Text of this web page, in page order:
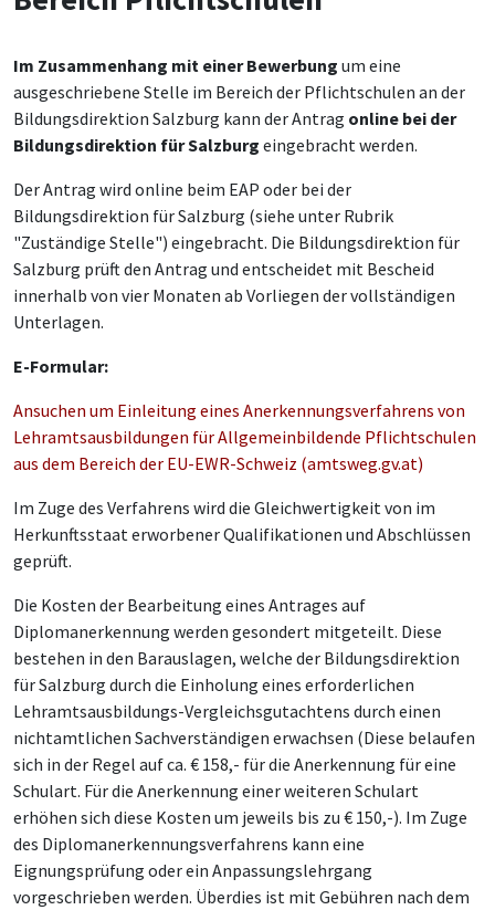
Im Zusammenhang mit einer Bewerbung um eine
ausgeschriebene Stelle im Bereich der Pflichtschulen an der
Bildungsdirektion Salzburg kann der Antrag online bei der
Bildungsdirektion für Salzburg eingebracht werden.
Der Antrag wird online beim EAP oder bei der
Bildungsdirektion für Salzburg (siehe unter Rubrik
"Zuständige Stelle") eingebracht. Die Bildungsdirektion für
Salzburg prüft den Antrag und entscheidet mit Bescheid
innerhalb von vier Monaten ab Vorliegen der vollständigen
Unterlagen.
E-Formular:
Ansuchen um Einleitung eines Anerkennungsverfahrens von
Lehramtsausbildungen für Allgemeinbildende Pflichtschulen
aus dem Bereich der EU-EWR-Schweiz (amtsweg.gv.at)
Im Zuge des Verfahrens wird die Gleichwertigkeit von im
Herkunftsstaat erworbener Qualifikationen und Abschlüssen
geprüft.
Die Kosten der Bearbeitung eines Antrages auf
Diplomanerkennung werden gesondert mitgeteilt. Diese
bestehen in den Barauslagen, welche der Bildungsdirektion
für Salzburg durch die Einholung eines erforderlichen
Lehramtsausbildungs-Vergleichsgutachtens durch einen
nichtamtlichen Sachverständigen erwachsen (Diese belaufen
sich in der Regel auf ca. € 158,- für die Anerkennung für eine
Schulart. Für die Anerkennung einer weiteren Schulart
erhöhen sich diese Kosten um jeweils bis zu € 150,-). Im Zuge
des Diplomanerkennungsverfahrens kann eine
Eignungsprüfung oder ein Anpassungslehrgang
vorgeschrieben werden. Überdies ist mit Gebühren nach dem